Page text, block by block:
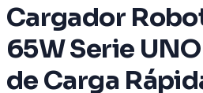
Cargador
65W Serie
de Carga